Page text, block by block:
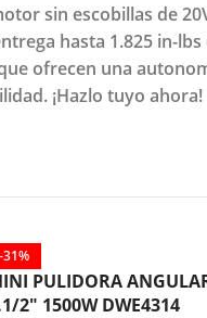
sin escobillas de
hasta 1.825 in-
ofrecen una
¡Hazlo tuyo ahora!
-31%
PULIDORA
2″ 1500W DWE4314